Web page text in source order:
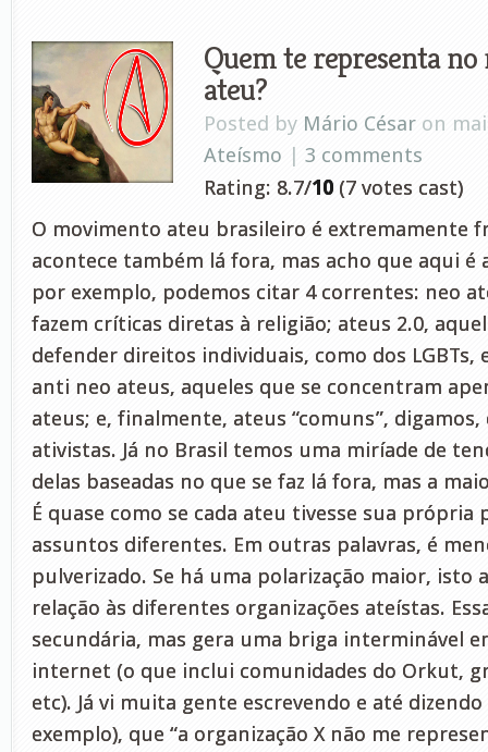
Quem te representa
ateu?
Posted by Mário César on
Ateísmo | 3 comments
Rating: 8.7/10 (7 votes cast)
O movimento ateu brasileiro é extremamente
acontece também lá fora, mas acho que aqui é
por exemplo, podemos citar 4 correntes: neo
fazem críticas diretas à religião; ateus 2.0,
defender direitos individuais, como dos
anti neo ateus, aqueles que se concentram
ateus; e, finalmente, ateus “comuns”, digamos,
ativistas. Já no Brasil temos uma miríade de
delas baseadas no que se faz lá fora, mas a
É quase como se cada ateu tivesse sua própria
assuntos diferentes. Em outras palavras, é
pulverizado. Se há uma polarização maior, isto
relação às diferentes organizações ateístas.
secundária, mas gera uma briga interminável
internet (o que inclui comunidades do Orkut,
etc). Já vi muita gente escrevendo e até
exemplo), que “a organização X não me